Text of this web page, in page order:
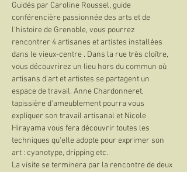
Guidés par Caroline Roussel, guide
conférencière passionnée des arts et de
l'histoire de Grenoble, vous pourrez
rencontrer 4 artisanes et artistes installées
dans le vieux-centre . Dans la rue très cloître,
vous découvrirez un lieu hors du commun où
artisans d'art et artistes se partagent un
espace de travail. Anne Chardonneret,
tapissière d'ameublement pourra vous
expliquer son travail artisanal et Nicole
Hirayama vous fera découvrir toutes les
techniques qu'elle adopte pour exprimer son
art : cyanotype, dripping etc.
La visite se terminera par la rencontre de deux